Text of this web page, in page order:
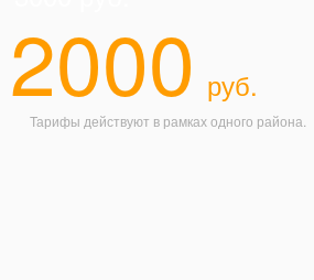
2000 руб.
Тарифы действуют в рамках одного района.